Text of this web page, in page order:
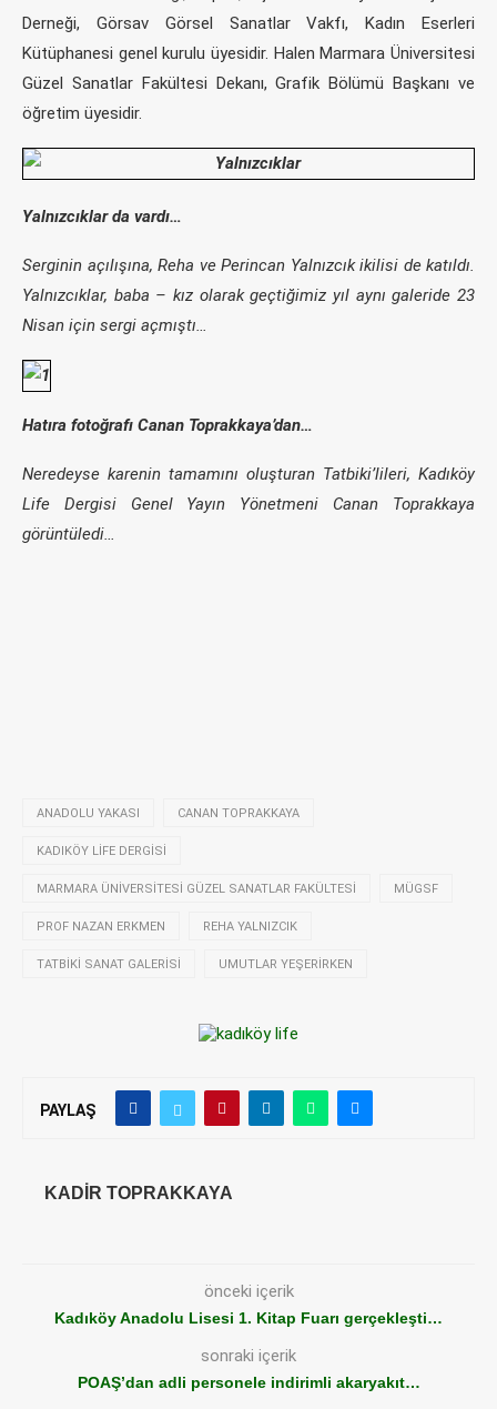
Derneği, Görsav Görsel Sanatlar Vakfı, Kadın Eserleri
Kütüphanesi genel kurulu üyesidir. Halen Marmara Üniversitesi
Güzel Sanatlar Fakültesi Dekanı, Grafik Bölümü Başkanı ve
öğretim üyesidir.
Yalnızcıklar da vardı…
Serginin açılışına, Reha ve Perincan Yalnızcık ikilisi de katıldı.
Yalnızcıklar, baba – kız olarak geçtiğimiz yıl aynı galeride 23
Nisan için sergi açmıştı…
Hatıra fotoğrafı Canan Toprakkaya’dan…
Neredeyse karenin tamamını oluşturan Tatbiki’lileri, Kadıköy
Life Dergisi Genel Yayın Yönetmeni Canan Toprakkaya
görüntüledi…
ANADOLU YAKASI CANAN TOPRAKKAYA
KADIKÖY LIFE DERGISI
MARMARA ÜNIVERSITESI GÜZEL SANATLAR FAKÜLTESI MÜGSF
PROF NAZAN ERKMEN REHA YALNIZCIK
TATBIKI SANAT GALERISI UMUTLAR YEŞERIRKEN
PAYLAŞ
KADIR TOPRAKKAYA
önceki içerik
Kadıköy Anadolu Lisesi 1. Kitap Fuarı gerçekleşti…
sonraki içerik
POAŞ’dan adli personele indirimli akaryakıt…